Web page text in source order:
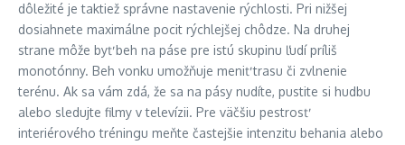
dôležité je taktiež správne nastavenie rýchlosti. Pri nižšej
dosiahnete maximálne pocit rýchlejšej chôdze. Na druhej
strane môže byť beh na páse pre istú skupinu ľudí príliš
monotónny. Beh vonku umožňuje meniť trasu či zvlnenie
terénu. Ak sa vám zdá, že sa na pásy nudíte, pustite si hudbu
alebo sledujte filmy v televízii. Pre väčšiu pestrosť
interiérového tréningu meňte častejšie intenzitu behania alebo